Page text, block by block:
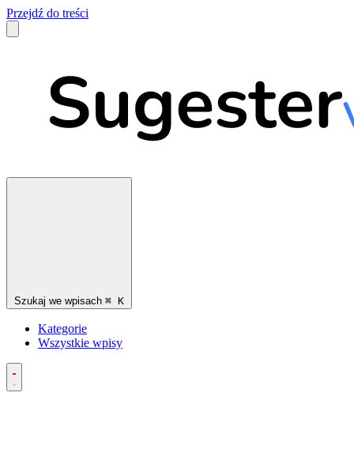
Przejdź do treści
Szukaj we wpisach ⌘ K
Kategorie
Wszystkie wpisy